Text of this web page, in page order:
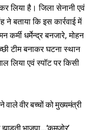
लिया है। जिला सेनानी एवं
बताया कि इस कार्रवाई में
कर्मी धर्मेन्द्र बनजारे, मोहन
टीम बनाकर घटना स्थान
लिया एवं स्पॉट पर किसी
वीर बच्चों को मुख्यमंत्री